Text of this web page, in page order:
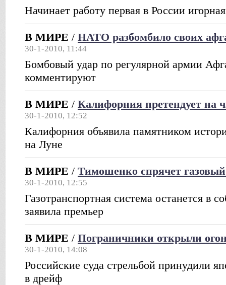
Начинает работу первая в России
В МИРЕ / НАТО разбомбило своих
30-1-2010, 11:44
Бомбовый удар по регулярной армии
комментируют
В МИРЕ / Калифорния претендует на
30-1-2010, 12:52
Калифорния объявила памятником
на Луне
В МИРЕ / Тимошенко спрячет
30-1-2010, 12:55
Газотранспортная система останется в
заявила премьер
В МИРЕ / Пограничники открыли
30-1-2010, 14:08
Российские суда стрельбой принудили
в дрейф